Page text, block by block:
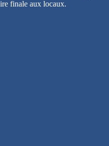
finale aux locaux.